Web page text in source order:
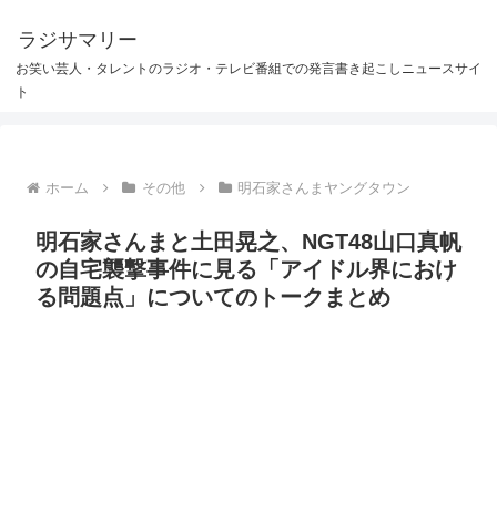
ラジサマリー
お笑い芸人・タレントのラジオ・テレビ番組での発言書き起こしニュースサイ
ト
ホーム その他 明石家さんまヤングタウン
明石家さんまと土田晃之、NGT48山口真帆
の自宅襲撃事件に見る「アイドル界におけ
る問題点」についてのトークまとめ